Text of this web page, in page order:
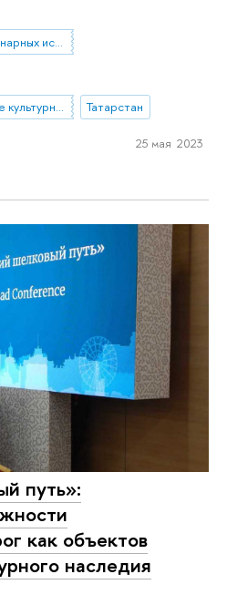
НЦМУ "Центр междисциплинарных исследований человеческого потенциала"
сохранение и использование культурного наследия
Татарстан
25 мая 2023
путь»:
как объектов
наследия